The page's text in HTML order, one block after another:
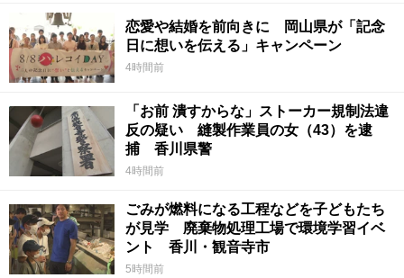
恋愛や結婚を前向きに 岡山県が「記念
日に想いを伝える」キャンペーン
4時間前
「お前 潰すからな」ストーカー規制法違
反の疑い 縫製作業員の女（43）を逮
捕 香川県警
4時間前
ごみが燃料になる工程などを子どもたち
が見学 廃棄物処理工場で環境学習イベ
ント 香川・観音寺市
5時間前